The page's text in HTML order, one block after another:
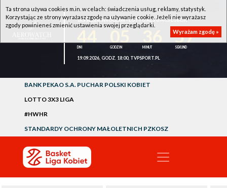
1KS ŚLĘZA WROCŁAW - LOTTO AZS UMCS LUBLIN
57
19.09.2026, GODZ. 18:00, TVPSPORT.PL
BANK PEKAO S.A. PUCHAR POLSKI KOBIET
LOTTO 3X3 LIGA
#HWHR
STANDARDY OCHRONY MAŁOLETNICH PZKOSZ
Ta strona używa cookies m.in. w celach: świadczenia usług, reklamy, statystyk.
Korzystając ze strony wyrażasz zgodę na używanie cookie. Jeżeli nie wyrażasz
zgody powinieneś zmienić ustawienia swojej przeglądarki.
Wyrażam zgodę »